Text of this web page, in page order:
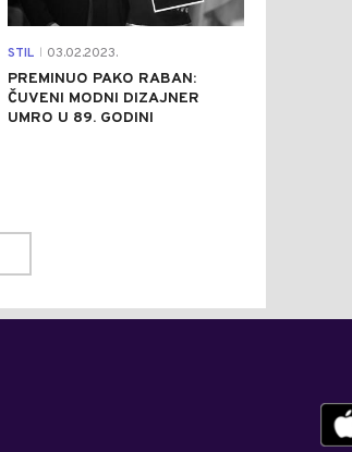
STIL 03.02.2023.
PREMINUO PAKO RABAN:
ČUVENI MODNI DIZAJNER
UMRO U 89. GODINI